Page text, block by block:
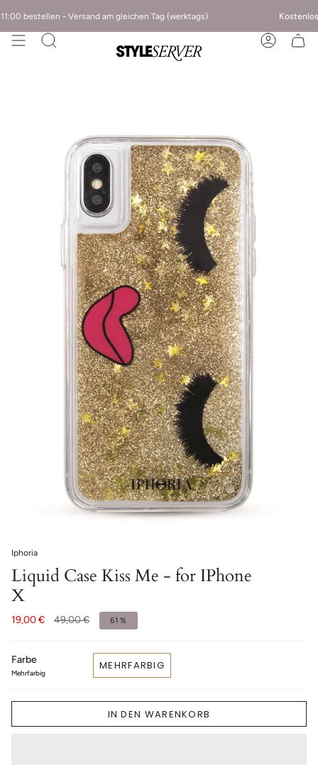
bestellen - Versand am gleichen Tag (werktags) Kostenloser
Iphoria
Liquid Case Kiss Me - for IPhone
X
19,00 € 49,00 € 61%
Farbe
Mehrfarbig
MEHRFARBIG
IN DEN WARENKORB